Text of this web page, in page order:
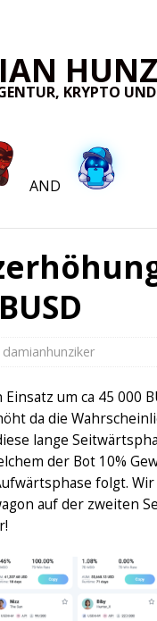
KRYPTO
AND
damianhunziker
um ca 45 000
da die
lange
der Bot 10%
folgt.
auf der zweiten